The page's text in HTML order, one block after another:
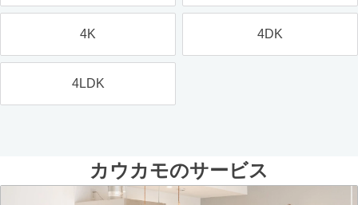
4K 4DK
4LDK
カウカモのサービス